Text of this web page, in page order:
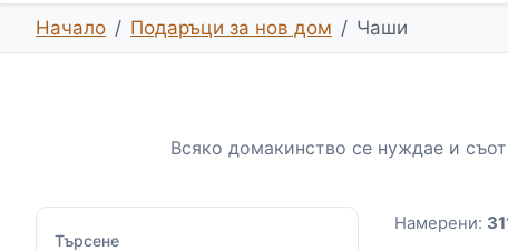
Начало Подаръци за нов дом Чаши
Всяко домакинство се нуждае и
Търсене
Намерени: